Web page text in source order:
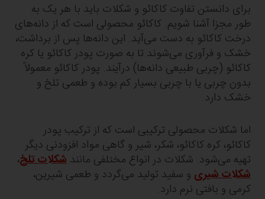
برای دانستن تفاوت کاکائو و شکلات باید با هر یک به
طور مجزا آشنا شویم. کاکائو محصولی است که از دانه‌های
درخت کاکائو به دست می‌آید. این دانه‌ها پس از برداشت،
خشک و فرآوری می‌شوند تا به صورت پودر کاکائو یا کره
کاکائو (چربی طبیعی دانه‌ها) درآیند. پودر کاکائو معمولاً
بدون چربی یا با چربی بسیار کم بوده و طعمی تلخ و
خشک دارد.
اما شکلات محصولی ترکیبی است که از ترکیب پودر
کاکائو، کره کاکائو، شکر، شیر و گاهی مواد افزودنی دیگر
تهیه می‌شود. شکلات در انواع مختلفی مانند شکلات تلخ،
شکلات شیری و سفید تولید می‌گردد و طعمی شیرین،
کرمی و بافتی نرم دارد.